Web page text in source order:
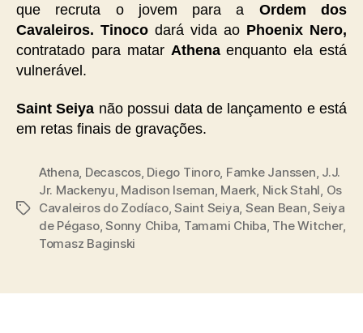
que recruta o jovem para a Ordem dos
Cavaleiros. Tinoco dará vida ao Phoenix Nero,
contratado para matar Athenaenquanto ela está
vulnerável.
Saint Seiya não possui data de lançamento e está
em retas finais de gravações.
Tags
Athena, Decascos, Diego Tinoro, Famke Janssen, J.J.
Jr. Mackenyu, Madison Iseman, Maerk, Nick Stahl, Os
Cavaleiros do Zodíaco,Saint Seiya, Sean Bean,Seiya
de Pégaso,Sonny Chiba, Tamami Chiba, The Witcher,
Tomasz Baginski